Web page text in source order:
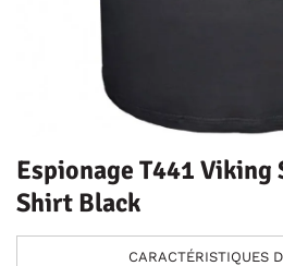
Espionage T441 Viking
Shirt Black
CARACTÉRISTIQUES